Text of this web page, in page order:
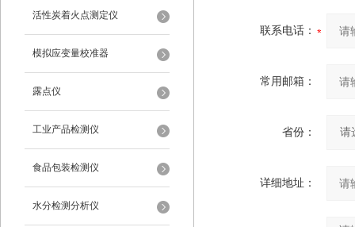
活性炭着火点测定仪
模拟应变量校准器
露点仪
工业产品检测仪
食品包装检测仪
水分检测分析仪
联系电话：
常用邮箱：
省份：
详细地址：